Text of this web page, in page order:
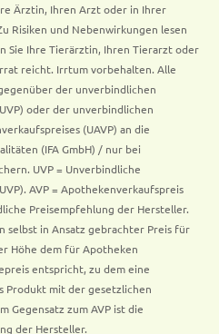
Ärztin, Ihren Arzt oder in Ihrer
Risiken und Nebenwirkungen lesen
Sie Ihre Tierärztin, Ihren Tierarzt oder
reicht. Irrtum vorbehalten. Alle
der unverbindlichen
oder der unverbindlichen
(UAVP) an die
(IFA GmbH) / nur bei
UVP = Unverbindliche
AVP = Apothekenverkaufspreis
Preisempfehlung der Hersteller.
selbst in Ansatz gebrachter Preis für
Höhe dem für Apotheken
entspricht, zu dem eine
Produkt mit der gesetzlichen
Gegensatz zum AVP ist die
der Hersteller.